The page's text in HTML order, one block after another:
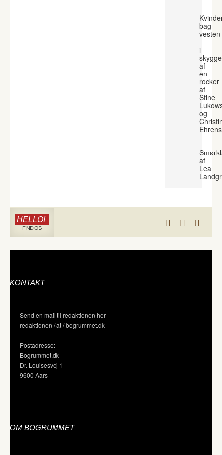
bag
vesten
–
i
af
en
rocker
af
Stine
og
af
Lea
HELLO!
FIND OS
KONTAKT
Send en mail til redaktionen her
redaktionen / at / bogrummet.dk
Postadresse:
Bogrummet.dk
Dr. Louisesvej 1
9600 Aars
OM BOGRUMMET